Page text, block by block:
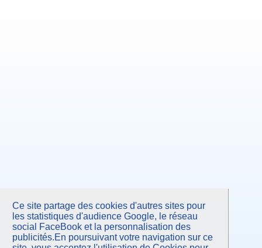
Ce site partage des cookies d'autres sites pour
les statistiques d'audience Google, le réseau
social FaceBook et la personnalisation des
publicités.En poursuivant votre navigation sur ce